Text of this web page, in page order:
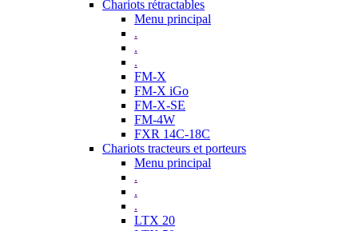
Chariots rétractables
Menu principal
.
.
.
FM-X
FM-X iGo
FM-X-SE
FM-4W
FXR 14C-18C
Chariots tracteurs et porteurs
Menu principal
.
.
.
LTX 20